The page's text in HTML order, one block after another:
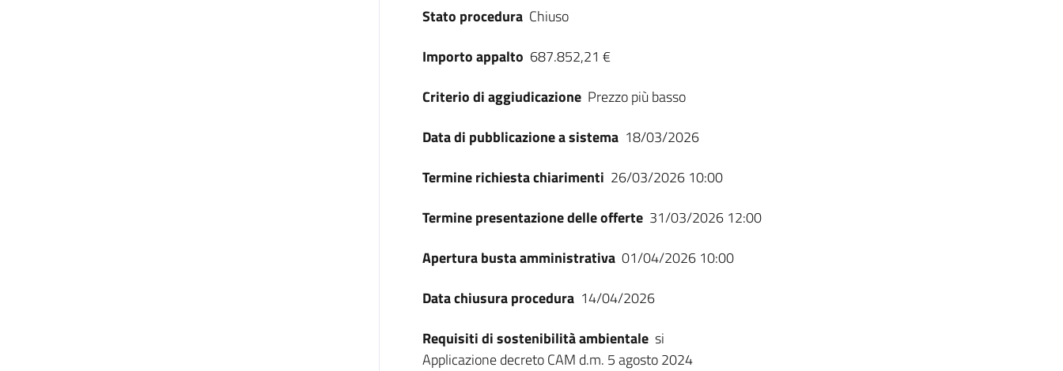
Stato procedura Chiuso
Importo appalto 687.852,21 €
Criterio di aggiudicazione Prezzo più basso
Data di pubblicazione a sistema 18/03/2026
Termine richiesta chiarimenti 26/03/2026 10:00
Termine presentazione delle offerte 31/03/2026 12:00
Apertura busta amministrativa 01/04/2026 10:00
Data chiusura procedura 14/04/2026
Requisiti di sostenibilità ambientale si
Applicazione decreto CAM d.m. 5 agosto 2024